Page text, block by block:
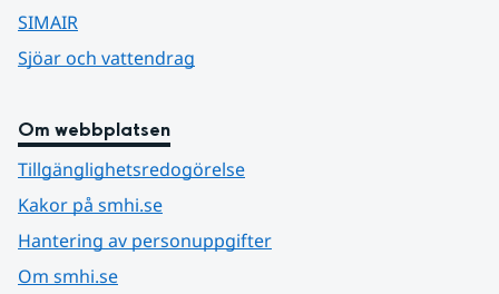
SIMAIR
Sjöar och vattendrag
Om webbplatsen
Tillgänglighetsredogörelse
Kakor på smhi.se
Hantering av personuppgifter
Om smhi.se